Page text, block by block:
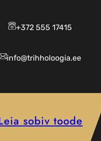
+372 555 17415
info@trihholoogia.ee
sobiv toode